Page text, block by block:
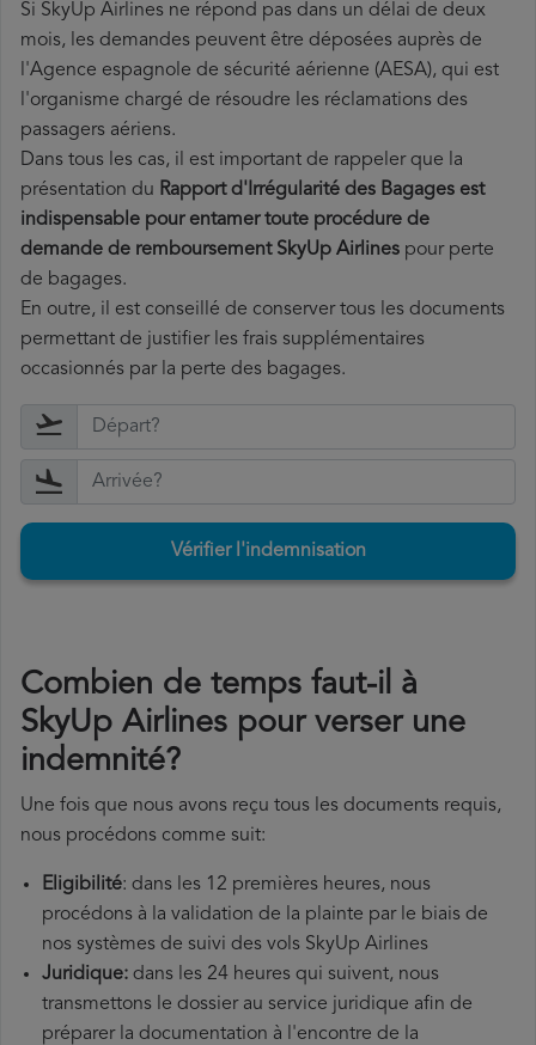
Si SkyUp Airlines ne répond pas dans un délai de deux
mois, les demandes peuvent être déposées auprès de
l'Agence espagnole de sécurité aérienne (AESA), qui est
l'organisme chargé de résoudre les réclamations des
passagers aériens.
Dans tous les cas, il est important de rappeler que la
présentation du Rapport d'Irrégularité des Bagages est
indispensable pour entamer toute procédure de
demande de remboursement SkyUp Airlines pour perte
de bagages.
En outre, il est conseillé de conserver tous les documents
permettant de justifier les frais supplémentaires
occasionnés par la perte des bagages.
Vérifier l'indemnisation
Combien de temps faut-il à
SkyUp Airlines pour verser une
indemnité?
Une fois que nous avons reçu tous les documents requis,
nous procédons comme suit:
Eligibilité: dans les 12 premières heures, nous
procédons à la validation de la plainte par le biais de
nos systèmes de suivi des vols SkyUp Airlines
Juridique: dans les 24 heures qui suivent, nous
transmettons le dossier au service juridique afin de
préparer la documentation à l'encontre de la